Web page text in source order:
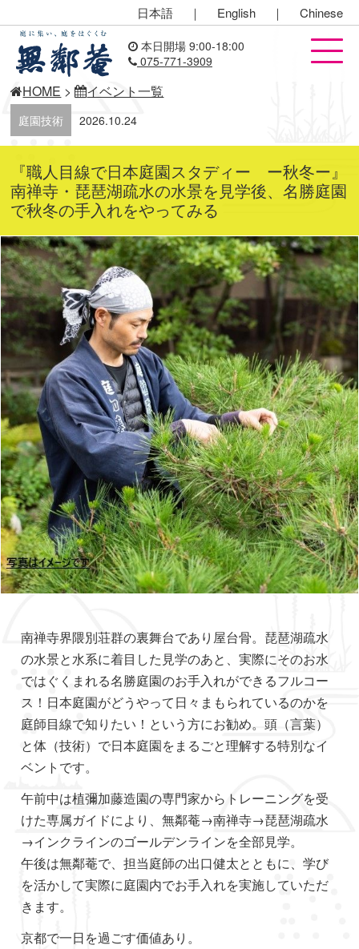
日本語 ｜ English ｜ Chinese
本日開場 9:00-18:00
075-771-3909
HOME > イベント一覧
庭園技術 2026.10.24
『職人目線で日本庭園スタディー ー秋冬ー』
南禅寺・琵琶湖疏水の水景を見学後、名勝庭園
で秋冬の手入れをやってみる
南禅寺界隈別荘群の裏舞台であり屋台骨。琵琶湖疏水
の水景と水系に着目した見学のあと、実際にそのお水
ではぐくまれる名勝庭園のお手入れができるフルコー
ス！日本庭園がどうやって日々まもられているのかを
庭師目線で知りたい！という方にお勧め。頭（言葉）
と体（技術）で日本庭園をまるごと理解する特別なイ
ベントです。
午前中は植彌加藤造園の専門家からトレーニングを受
けた専属ガイドにより、無鄰菴→南禅寺→琵琶湖疏水
→インクラインのゴールデンラインを全部見学。
午後は無鄰菴で、担当庭師の出口健太とともに、学び
を活かして実際に庭園内でお手入れを実施していただ
きます。
京都で一日を過ごす価値あり。